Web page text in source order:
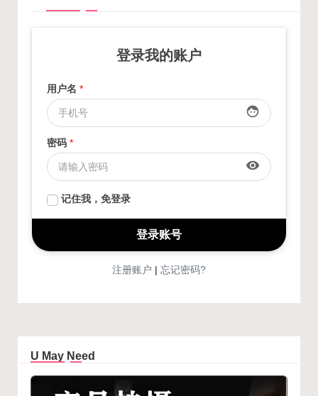
登录我的账户
用户名*
face
密码*
visibility
记住我，免登录
注册账户 忘记密码?
U May Need